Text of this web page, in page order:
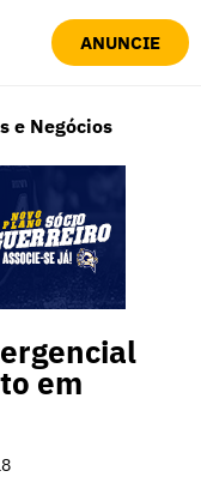
ANUNCIE
e Negócios
em